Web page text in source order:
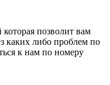
позволит вам
каких либо проблем по
к нам по номеру